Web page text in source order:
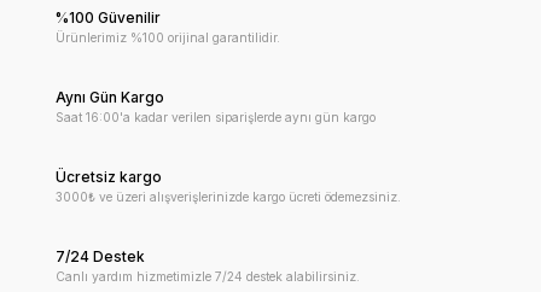
%100 Güvenilir
Ürünlerimiz %100 orijinal garantilidir.
Aynı Gün Kargo
Saat 16:00'a kadar verilen siparişlerde aynı gün kargo
Ücretsiz kargo
3000₺ ve üzeri alışverişlerinizde kargo ücreti ödemezsiniz.
7/24 Destek
Canlı yardım hizmetimizle 7/24 destek alabilirsiniz.